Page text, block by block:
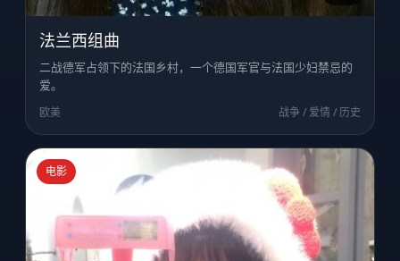
法兰西组曲
二战德军占领下的法国乡村，一个德国军官与法国少妇禁忌的
爱。
欧美 战争 / 爱情 / 历史
电影